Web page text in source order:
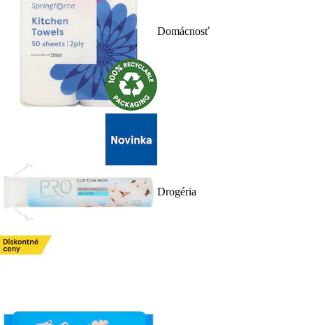
Domácnosť
Drogéria